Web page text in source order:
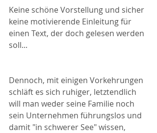
Keine schöne Vorstellung und sicher
keine motivierende Einleitung für
einen Text, der doch gelesen werden
soll...
Dennoch, mit einigen Vorkehrungen
schläft es sich ruhiger, letztendlich
will man weder seine Familie noch
sein Unternehmen führungslos und
damit "in schwerer See" wissen,